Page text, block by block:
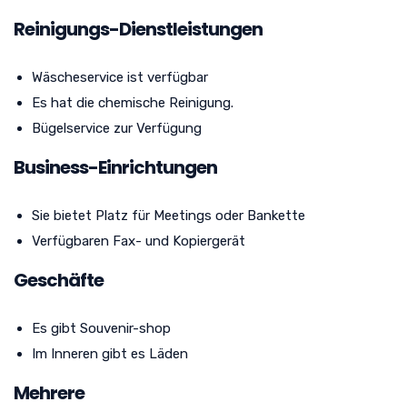
Reinigungs-Dienstleistungen
Wäscheservice ist verfügbar
Es hat die chemische Reinigung.
Bügelservice zur Verfügung
Business-Einrichtungen
Sie bietet Platz für Meetings oder Bankette
Verfügbaren Fax- und Kopiergerät
Geschäfte
Es gibt Souvenir-shop
Im Inneren gibt es Läden
Mehrere